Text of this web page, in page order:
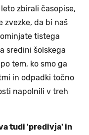
zbirali časopise,
zvezke, da bi naš
tistega
sredini šolskega
tem, ko smo ga
in odpadki točno
napolnili v treh
tudi 'predivja' in